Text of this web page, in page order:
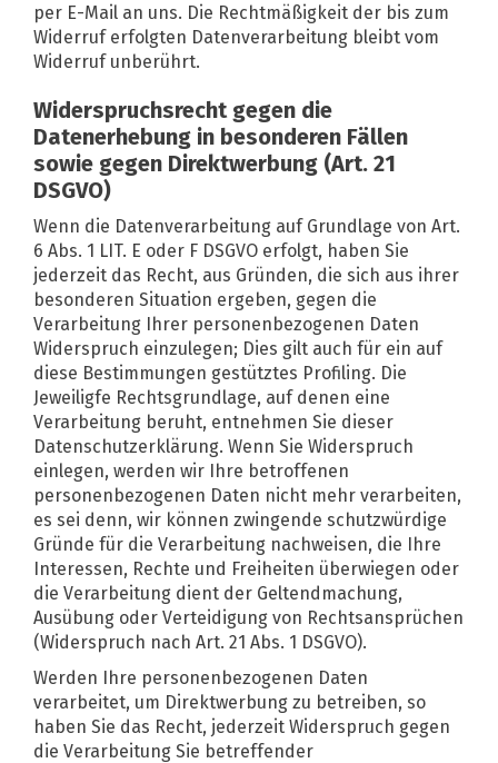
per E-Mail an uns. Die Rechtmäßigkeit der bis zum
Widerruf erfolgten Datenverarbeitung bleibt vom
Widerruf unberührt.
Widerspruchsrecht gegen die
Datenerhebung in besonderen Fällen
sowie gegen Direktwerbung (Art. 21
DSGVO)
Wenn die Datenverarbeitung auf Grundlage von Art.
6 Abs. 1 LIT. E oder F DSGVO erfolgt, haben Sie
jederzeit das Recht, aus Gründen, die sich aus ihrer
besonderen Situation ergeben, gegen die
Verarbeitung Ihrer personenbezogenen Daten
Widerspruch einzulegen; Dies gilt auch für ein auf
diese Bestimmungen gestütztes Profiling. Die
Jeweiligfe Rechtsgrundlage, auf denen eine
Verarbeitung beruht, entnehmen Sie dieser
Datenschutzerklärung. Wenn Sie Widerspruch
einlegen, werden wir Ihre betroffenen
personenbezogenen Daten nicht mehr verarbeiten,
es sei denn, wir können zwingende schutzwürdige
Gründe für die Verarbeitung nachweisen, die Ihre
Interessen, Rechte und Freiheiten überwiegen oder
die Verarbeitung dient der Geltendmachung,
Ausübung oder Verteidigung von Rechtsansprüchen
(Widerspruch nach Art. 21 Abs. 1 DSGVO).
Werden Ihre personenbezogenen Daten
verarbeitet, um Direktwerbung zu betreiben, so
haben Sie das Recht, jederzeit Widerspruch gegen
die Verarbeitung Sie betreffender